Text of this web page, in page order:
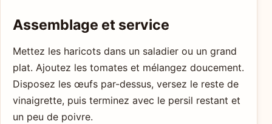
Assemblage et service
Mettez les haricots dans un saladier ou un grand
plat. Ajoutez les tomates et mélangez doucement.
Disposez les œufs par-dessus, versez le reste de
vinaigrette, puis terminez avec le persil restant et
un peu de poivre.